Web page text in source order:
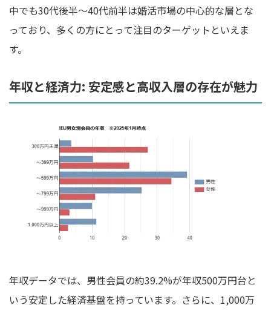
中でも30代後半～40代前半は婚活市場の中心的な層とな
っており、多くの方にとって注目のターゲットといえま
す。
年収と経済力: 安定感と高収入層の存在が魅力
年収データでは、男性会員の約39.2%が年収500万円台と
いう安定した経済基盤を持っています。さらに、1,000万